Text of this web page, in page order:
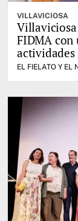
VILLAVICIOSA
FIDMA con
actividades
EL FIELATO Y EL